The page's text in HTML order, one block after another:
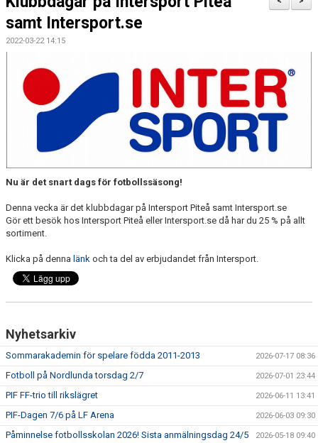
LEDARE
KONTAKT
DOKUMENT / RIKTLINJER / UTBILDNING
samt Intersport.se
2022-03-22 14:15
Nu är det snart dags för fotbollssäsong!
Denna vecka är det klubbdagar på Intersport Piteå samt Intersport.se
Gör ett besök hos Intersport Piteå eller Intersport.se då har du 25 % på allt
sortiment.
Klicka på denna länk och ta del av erbjudandet från Intersport.
Nyhetsarkiv
Sommarakademin för spelare födda 2011-2013 2026-07-17 08:36
Fotboll på Nordlunda torsdag 2/7 2026-07-01 23:44
PIF FF-trio till rikslägret 2026-06-11 13:41
PIF-Dagen 7/6 på LF Arena 2026-06-03 09:30
Påminnelse fotbollsskolan 2026! Sista anmälningsdag 24/5 2026-05-18 09:40